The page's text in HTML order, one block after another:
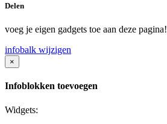
Delen
voeg je eigen gadgets toe aan deze pagina!
infobalk wijzigen
×
Infoblokken toevoegen
Widgets: